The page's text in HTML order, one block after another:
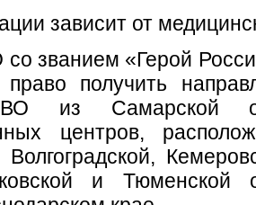
зависит от
званием «Герой
получить
из Самарской
центров,
и Тюменской